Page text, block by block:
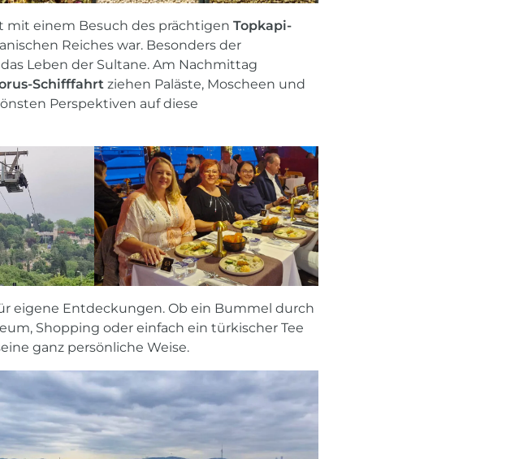
mit einem Besuch des prächtigen Topkapi-
Reiches war. Besonders der
Leben der Sultane. Am Nachmittag
Schifffahrtziehen Paläste, Moscheen und
Perspektiven auf diese
eigene Entdeckungen. Ob ein Bummel durch
Shopping oder einfach ein türkischer Tee
ganz persönliche Weise.